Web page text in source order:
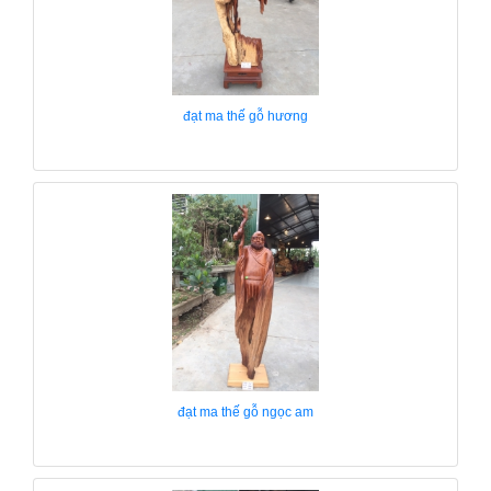
đạt ma thế gỗ hương
đạt ma thế gỗ ngọc am